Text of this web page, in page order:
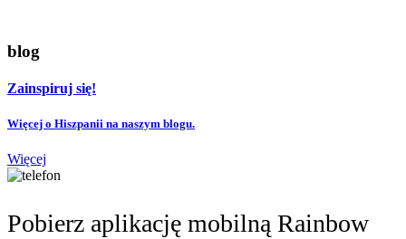
blog
Zainspiruj się!
Więcej o Hiszpanii na naszym blogu.
Więcej
Pobierz aplikację mobilną Rainbow